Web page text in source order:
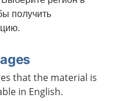
получить
that the material is
in English.